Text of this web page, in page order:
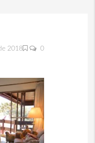
2018 0